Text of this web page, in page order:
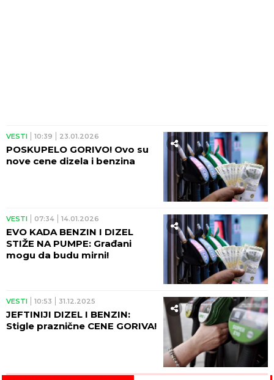
VESTI 10:39 23.01.2026
POSKUPELO GORIVO! Ovo su
nove cene dizela i benzina
VESTI 07:34 14.01.2026
EVO KADA BENZIN I DIZEL
STIŽE NA PUMPE: Građani
mogu da budu mirni!
VESTI 10:53 31.12.2025
JEFTINIJI DIZEL I BENZIN:
Stigle praznične CENE GORIVA!